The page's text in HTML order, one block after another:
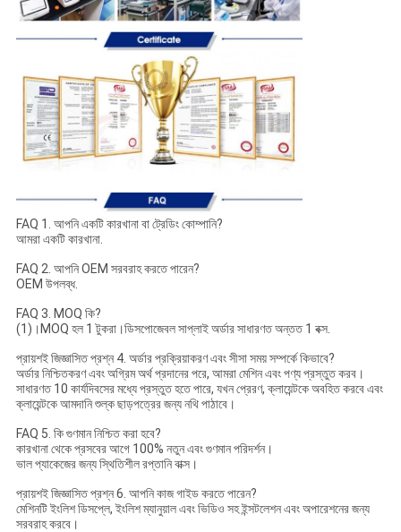
FAQ 1. আপনি একটি কারখানা বা ট্রেডিং কোম্পানি?
আমরা একটি কারখানা.
FAQ 2. আপনি OEM সরবরাহ করতে পারেন?
OEM উপলব্ধ.
FAQ 3. MOQ কি?
(1)।MOQ হল 1 টুকরা।ডিসপোজেবল সাপ্লাই অর্ডার সাধারণত অন্তত 1 বক্স.
প্রায়শই জিজ্ঞাসিত প্রশ্ন 4. অর্ডার প্রক্রিয়াকরণ এবং সীসা সময় সম্পর্কে কিভাবে?
অর্ডার নিশ্চিতকরণ এবং অগ্রিম অর্থ প্রদানের পরে, আমরা মেশিন এবং পণ্য প্রস্তুত করব।
সাধারণত 10 কার্যদিবসের মধ্যে প্রস্তুত হতে পারে, যখন প্রেরণ, ক্লায়েন্টকে অবহিত করবে এবং
ক্লায়েন্টকে আমদানি শুল্ক ছাড়পত্রের জন্য নথি পাঠাবে।
FAQ 5. কি গুণমান নিশ্চিত করা হবে?
কারখানা থেকে প্রসবের আগে 100% নতুন এবং গুণমান পরিদর্শন।
ভাল প্যাকেজের জন্য স্থিতিশীল রপ্তানি বাক্স।
প্রায়শই জিজ্ঞাসিত প্রশ্ন 6. আপনি কাজ গাইড করতে পারেন?
মেশিনটি ইংলিশ ডিসপ্লে, ইংলিশ ম্যানুয়াল এবং ভিডিও সহ ইন্সটলেশন এবং অপারেশনের জন্য
সরবরাহ করবে।